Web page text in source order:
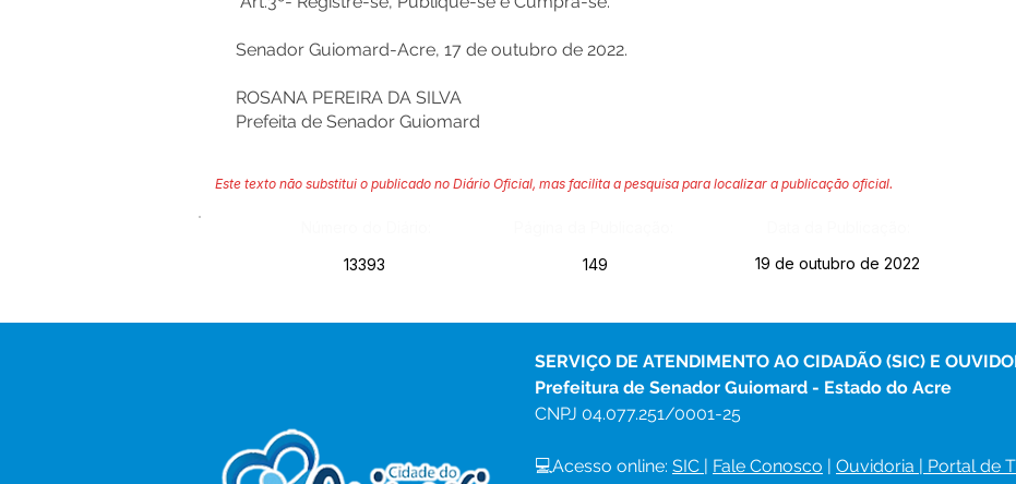
Senador Guiomard-Acre, 17 de outubro de 2022.
ROSANA PEREIRA DA SILVA
Prefeita de Senador Guiomard
Este texto não substitui o publicado no Diário Oficial, mas facilita a pesquisa para localizar a publicação oficial.
13393
149 19 de outubro de 2022
SERVIÇO DE ATENDIMENTO AO CIDADÃO (SIC) E
Prefeitura de Senador Guiomard - Estado do Acre
CNPJ 04.077.251/0001-25
💻Acesso online: SIC | Fale Conosco | Ouvidoria | Portal de